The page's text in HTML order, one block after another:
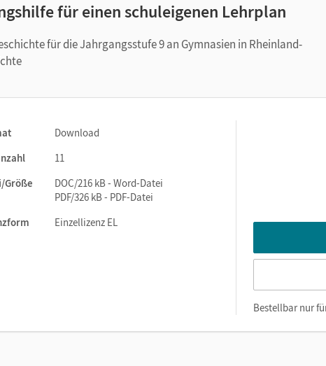
für einen schuleigenen Lehrplan
für die Jahrgangsstufe 9 an Gymnasien in Rheinland-
Download
11
Größe
DOC/216 kB - Word-Datei
PDF/326 kB - PDF-Datei
Einzellizenz EL
Bestellbar nur